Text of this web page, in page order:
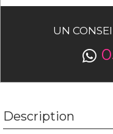
UN
Description